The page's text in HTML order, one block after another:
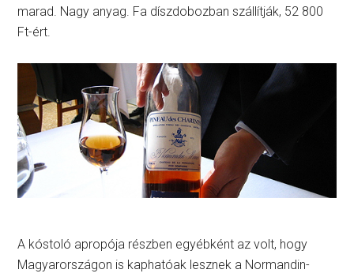
marad. Nagy anyag. Fa díszdobozban szállítják, 52 800
Ft-ért.
A kóstoló apropója részben egyébként az volt, hogy
Magyarországon is kaphatóak lesznek a Normandin-